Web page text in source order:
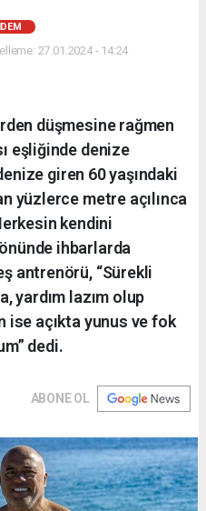
27.01.2024 - 14:24
düşmesine rağmen
eşliğinde denize
giren 60 yaşındaki
yüzlerce metre açılınca
kendini
ihbarlarda
antrenörü, “Sürekli
yardım lazım olup
ise açıkta yunus ve fok
dedi.
ABONE OL